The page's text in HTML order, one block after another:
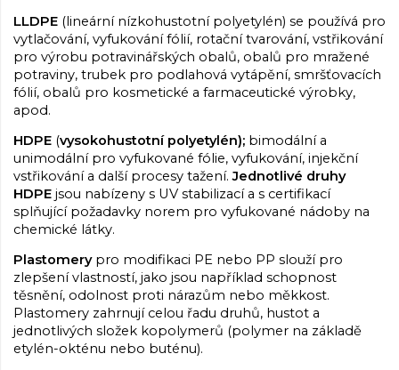
LLDPE (lineární nízkohustotní polyetylén) se používá pro
vytlačování, vyfukování fólií, rotační tvarování, vstřikování
pro výrobu potravinářských obalů, obalů pro mražené
potraviny, trubek pro podlahová vytápění, smršťovacích
fólií, obalů pro kosmetické a farmaceutické výrobky,
apod.
HDPE (vysokohustotní polyetylén); bimodální a
unimodální pro vyfukované fólie, vyfukování, injekční
vstřikování a další procesy tažení.Jednotlivé druhy
HDPE jsou nabízeny s UV stabilizací a s certifikací
splňující požadavky norem pro vyfukované nádoby na
chemické látky.
Plastomerypro modifikaci PE nebo PP slouží pro
zlepšení vlastností, jako jsou například schopnost
těsnění, odolnost proti nárazům nebo měkkost.
Plastomery zahrnují celou řadu druhů, hustot a
jednotlivých složek kopolymerů (polymer na základě
etylén-okténu nebo buténu).